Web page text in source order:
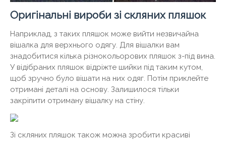
Оригінальні вироби зі скляних пляшок
Наприклад, з таких пляшок може вийти незвичайна
вішалка для верхнього одягу. Для вішалки вам
знадобитися кілька різнокольорових пляшок з-під вина.
У відібраних пляшок відріжте шийки під таким кутом,
щоб зручно було вішати на них одяг. Потім приклейте
отримані деталі на основу. Залишилося тільки
закріпити отриману вішалку на стіну.
Зі скляних пляшок також можна зробити красиві